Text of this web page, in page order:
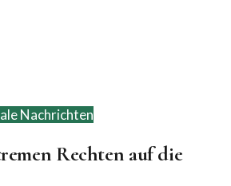
Nachrichten
Rechten auf die